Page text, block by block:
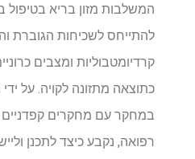
המשלבות מזון בריא בטיפול
להתייחס לשכיחות הגוברת
קרדיומטבוליות ומצבים
כתוצאה מתזונה לקויה. על
במחקר עם מחקרים קפדניים
רפואה, נקבע כיצד לתכנן